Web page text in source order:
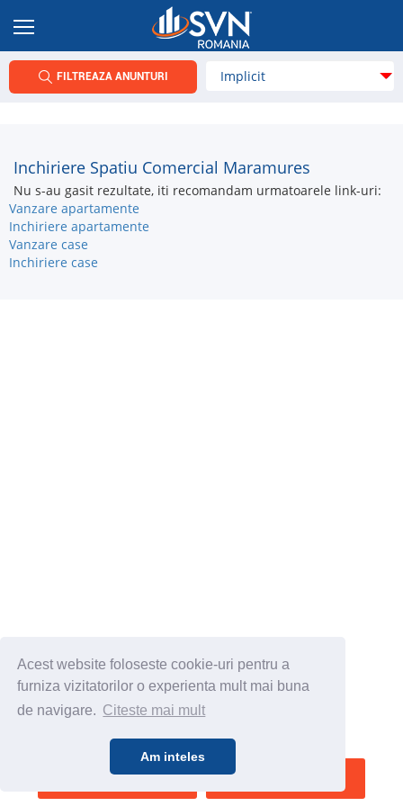
Acest website foloseste cookie-uri pentru a
furniza vizitatorilor o experienta mult mai buna
de navigare. Citeste mai mult
Am inteles
FILTREAZA ANUNTURI
Inchiriere Spatiu Comercial Maramures
Nu s-au gasit rezultate, iti recomandam urmatoarele link-uri:
Vanzare apartamente
Inchiriere apartamente
Vanzare case
Inchiriere case
SALVEAZA